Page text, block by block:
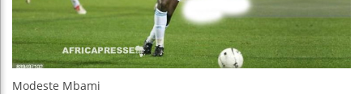
Modeste Mbami